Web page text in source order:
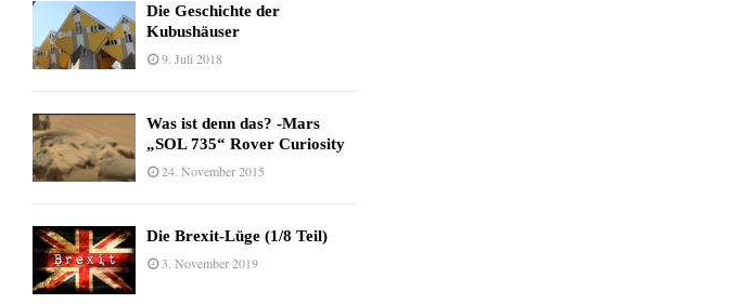
Die Geschichte der
Kubushäuser
9. Juli 2018
Was ist denn das? -Mars
„SOL 735“ Rover Curiosity
24. November 2015
Die Brexit-Lüge (1/8 Teil)
3. November 2019